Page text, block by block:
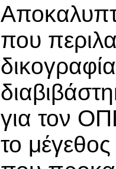
που
για τον
το